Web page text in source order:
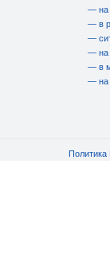
— на
— в
—
— на
— в
— на
Политика